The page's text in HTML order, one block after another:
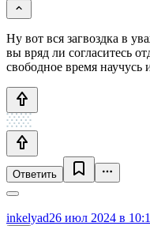
Ну вот вся загвоздка в
вы вряд ли согласитесь
свободное время научусь
Ответить
inkelyad26 июл 2024 в